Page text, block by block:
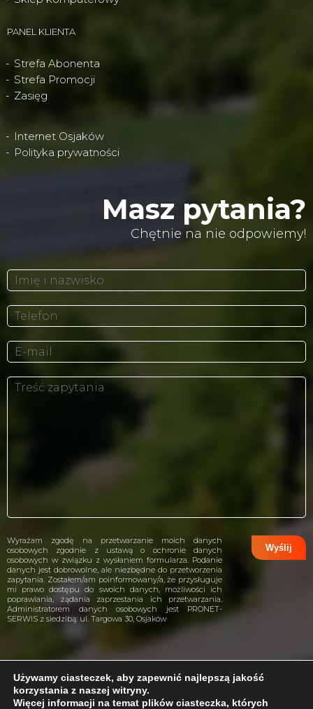
PANEL KLIENTA
Strefa Abonenta
Strefa Promocji
Zasięg
Internet Osjaków
Polityka prywatności
Masz pytania?
Chętnie na nie odpowiemy!
Wyrażam zgodę na przetwarzanie moich danych
osobowych zgodnie z ustawą o ochronie danych
osobowych w związku z wysłaniem formularza. Podanie
danych jest dobrowolne, ale niezbędne do przetworzenia
zapytania. Zostałem/am poinformowany/a, że przysługuje
mi prawo dostępu do swoich danych, możliwości ich
poprawiania, żądania zaprzestania ich przetwarzania.
Administratorem danych osobowych jest PRONET-
SERWIS z siedzibą: ul. Targowa 30, Osjaków
projekt i wykonanie:CreativeHeads.pl
Używamy ciasteczek, aby zapewnić najlepszą jakość
korzystania z naszej witryny.
Więcej informacji na temat plików ciasteczka, których